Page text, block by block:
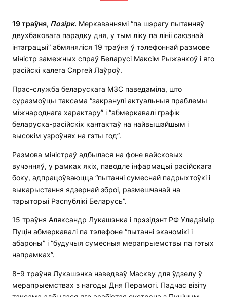
19 траўня, Позірк. Меркаваннямі “па шэрагу пытанняў
двухбаковага парадку дня, у тым ліку па лініі саюзнай
інтэграцыі” абмяняліся 19 траўня ў тэлефоннай размове
міністр замежных спраў Беларусі Максім Рыжанкоў і яго
расійскі калега Сяргей Лаўроў.
Прэс-служба беларускага МЗС паведаміла, што
суразмоўцы таксама “закранулі актуальныя праблемы
міжнароднага характару” і “абмеркавалі графік
беларуска-расійскіх кантактаў на найвышэйшым і
высокім узроўнях на гэты год”.
Размова міністраў адбылася на фоне вайсковых
вучэнняў, у рамках якіх, паводле інфармацыі расійскага
боку, адпрацоўваюцца “пытанні сумеснай падрыхтоўкі і
выкарыстання ядзернай зброі, размешчанай на
тэрыторыі Рэспублікі Беларусь”.
15 траўня Аляксандр Лукашэнка і прэзідэнт РФ Уладзімір
Пуцін абмеркавалі па тэлефоне “пытанні эканомікі і
абароны” і “будучыя сумесныя мерапрыемствы па гэтых
напрамках”.
8–9 траўня Лукашэнка наведваў Маскву для ўдзелу ў
мерапрыемствах з нагоды Дня Перамогі. Падчас візіту